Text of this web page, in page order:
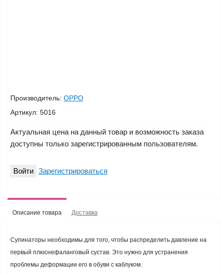
Производитель: OPPO
Артикул: 5016
Актуальная цена на данный товар и возможность заказа
доступны только зарегистрированным пользователям.
Войти Зарегистрироваться
Описание товара Доставка
Супинаторы необходимы для того, чтобы распределить давление на
первый плюснефаланговый сустав. Это нужно для устранения
проблемы деформации его в обуви с каблуком.